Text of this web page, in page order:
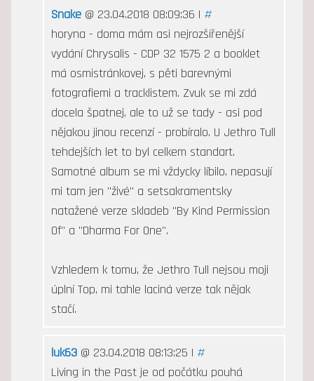
Snake@ 23.04.2018 08:09:36 | #
horyna - doma mám asi nejrozšířenější
vydání Chrysalis - CDP 32 1575 2 a booklet
má osmistránkovej, s pěti barevnými
fotografiemi a tracklistem. Zvuk se mi zdá
docela špatnej, ale to už se tady - asi pod
nějakou jinou recenzí - probíralo. U Jethro Tull
tehdejších let to byl celkem standart.
Samotné album se mi vždycky líbilo, nepasují
mi tam jen "živé" a setsakramentsky
natažené verze skladeb "By Kind Permission
Of" a "Dharma For One".
Vzhledem k tomu, že Jethro Tull nejsou moji
úplní Top, mi tahle laciná verze tak nějak
stačí.
luk63@ 23.04.2018 08:13:25 | #
Living in the Past je od počátku pouhá